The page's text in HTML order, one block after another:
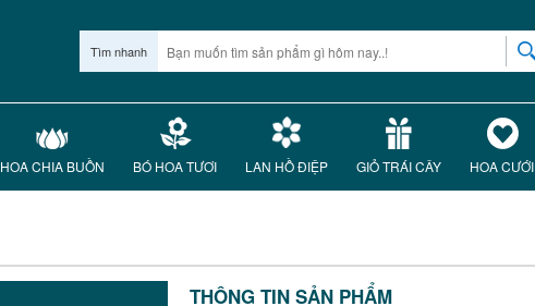
Tìm nhanh
HOA CHIA BUỒN BÓ HOA TƯƠI LAN HỒ ĐIỆP GIỎ TRÁI CÂY HOA CƯỚI
THÔNG TIN SẢN PHẨM